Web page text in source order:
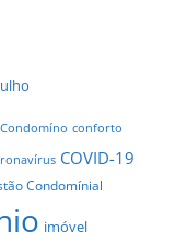
Condomíno conforto
COVID-19
Condomínial
imóvel